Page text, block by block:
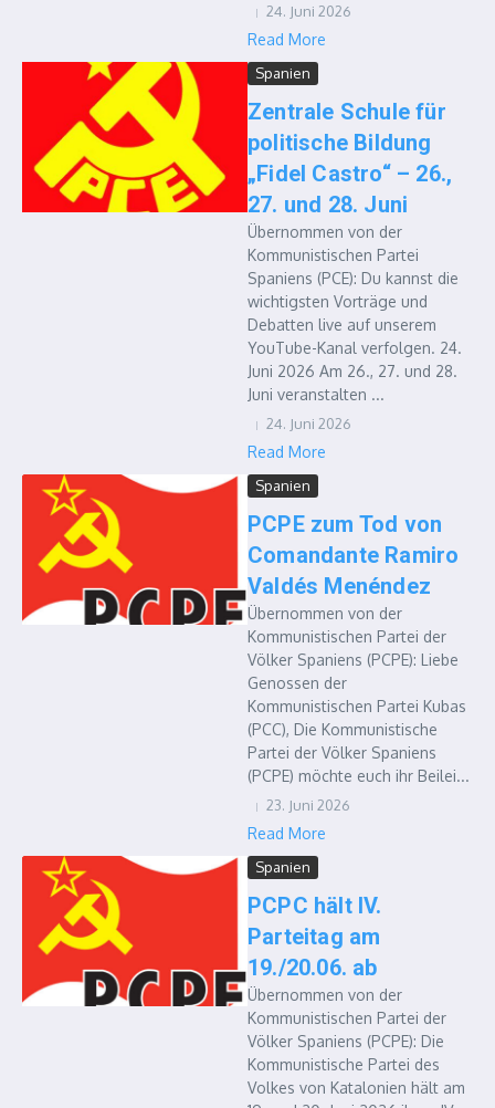
24. Juni 2026
Read More
Spanien
Zentrale Schule für
politische Bildung
„Fidel Castro“ – 26.,
27. und 28. Juni
Übernommen von der
Kommunistischen Partei
Spaniens (PCE): Du kannst die
wichtigsten Vorträge und
Debatten live auf unserem
YouTube-Kanal verfolgen. 24.
Juni 2026 Am 26., 27. und 28.
Juni veranstalten ...
24. Juni 2026
Read More
Spanien
PCPE zum Tod von
Comandante Ramiro
Valdés Menéndez
Übernommen von der
Kommunistischen Partei der
Völker Spaniens (PCPE): Liebe
Genossen der
Kommunistischen Partei Kubas
(PCC), Die Kommunistische
Partei der Völker Spaniens
(PCPE) möchte euch ihr Beilei...
23. Juni 2026
Read More
Spanien
PCPC hält IV.
Parteitag am
19./20.06. ab
Übernommen von der
Kommunistischen Partei der
Völker Spaniens (PCPE): Die
Kommunistische Partei des
Volkes von Katalonien hält am